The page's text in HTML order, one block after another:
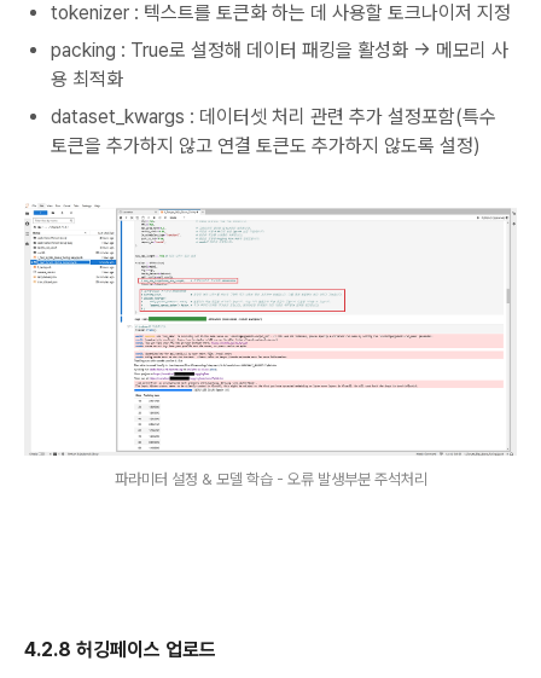
tokenizer : 텍스트를 토큰화 하는 데 사용할 토크나이저 지정
packing : True로 설정해 데이터 패킹을 활성화 → 메모리 사
용 최적화
dataset_kwargs : 데이터셋 처리 관련 추가 설정포함(특수
토큰을 추가하지 않고 연결 토큰도 추가하지 않도록 설정)
파라미터 설정 & 모델 학습 - 오류 발생부분 주석처리
4.2.8 허깅페이스 업로드